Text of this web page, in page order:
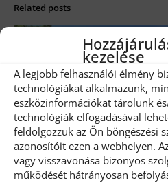
kezelése
A legjobb felhasználói élmény
technológiákat alkalmazunk,
eszközinformációkat tárolunk
technológiák elfogadásával
feldolgozzuk az Ön böngészési
azonosítóit ezen a webhelyen.
vagy visszavonása bizonyos
működését hátrányosan
Related posts